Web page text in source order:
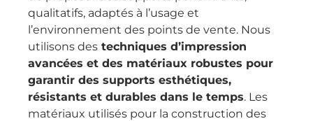
qualitatifs, adaptés à l’usage et
l’environnement des points de vente. Nous
utilisons des techniques d’impression
avancées et des matériaux robustes pour
garantir des supports esthétiques,
résistants et durables dans le temps. Les
matériaux utilisés pour la construction des